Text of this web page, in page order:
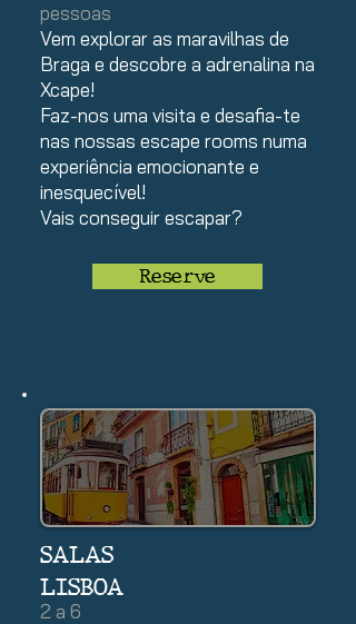
pessoas
Vem explorar as maravilhas de
Braga e descobre a adrenalina na
Xcape!
Faz-nos uma visita e desafia-te
nas nossas escape rooms numa
experiência emocionante e
inesquecível!
Vais conseguir escapar?
Reserve
SALAS
LISBOA
2 a 6